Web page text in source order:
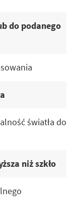
do podanego
światła do
niż szkło